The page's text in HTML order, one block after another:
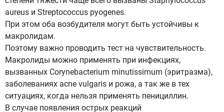
aureus и Streptococcus pyogenes.
При этом оба возбудителя могут быть устойчивы к
макролидам.
Поэтому важно проводить тест на чувствительность.
Макролиды можно применять при инфекциях,
вызванных Corynebacterium minutissimum (эритразма),
заболеваниях acne vulgaris и рожа, а так же в тех
ситуациях, когда нельзя применять пенициллин.
В случае появления острых реакций